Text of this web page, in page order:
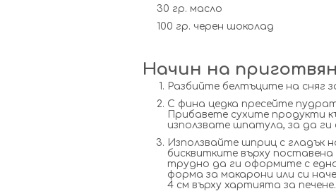
30 гр. масло
100 гр. черен шоколад
Начин на
Разбийте белтъците на сняг
С фина цедка пресейте
Прибавете сухите продукти
използвате шпатула, за да ги
Използвайте шприц с гладък
бисквитките върху поставена
трудно да ги оформите с
форма за макарони или си
4 см върху хартията за печене.